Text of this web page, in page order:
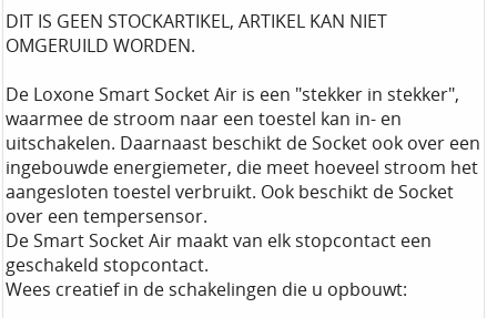
DIT IS GEEN STOCKARTIKEL, ARTIKEL KAN NIET
OMGERUILD WORDEN.
De Loxone Smart Socket Air is een "stekker in stekker",
waarmee de stroom naar een toestel kan in- en
uitschakelen. Daarnaast beschikt de Socket ook over een
ingebouwde energiemeter, die meet hoeveel stroom het
aangesloten toestel verbruikt. Ook beschikt de Socket
over een tempersensor.
De Smart Socket Air maakt van elk stopcontact een
geschakeld stopcontact.
Wees creatief in de schakelingen die u opbouwt: